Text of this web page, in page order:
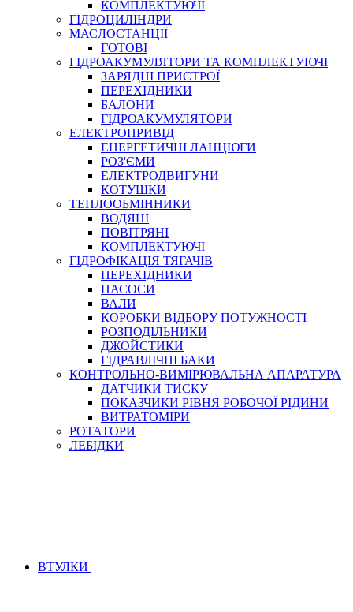
СПЕЦІАЛЬНІ
ГЕРМЕТИКИ
КЛЕЇ, ЦЕМЕНТИ, ЕПОКСИДКИ
РЕМОНТ ГІДРОЦИЛІНДРІВ
БОРЕКС, ЕО
КОМПЛЕКТУЮЧІ
ГІДРОЦИЛІНДРИ
МАСЛОСТАНЦІЇ
ГОТОВІ
ГІДРОАКУМУЛЯТОРИ ТА КОМПЛЕКТУЮЧІ
ЗАРЯДНІ ПРИСТРОЇ
ПЕРЕХІДНИКИ
БАЛОНИ
ГІДРОАКУМУЛЯТОРИ
ЕЛЕКТРОПРИВІД
ЕНЕРГЕТИЧНІ ЛАНЦЮГИ
РОЗ'ЄМИ
ЕЛЕКТРОДВИГУНИ
КОТУШКИ
ТЕПЛООБМІННИКИ
ВОДЯНІ
ПОВІТРЯНІ
КОМПЛЕКТУЮЧІ
ГІДРОФІКАЦІЯ ТЯГАЧІВ
ПЕРЕХІДНИКИ
НАСОСИ
ВАЛИ
КОРОБКИ ВІДБОРУ ПОТУЖНОСТІ
РОЗПОДІЛЬНИКИ
ДЖОЙСТИКИ
ГІДРАВЛІЧНІ БАКИ
КОНТРОЛЬНО-ВИМІРЮВАЛЬНА АПАРАТУРА
ДАТЧИКИ ТИСКУ
ПОКАЗЧИКИ РІВНЯ РОБОЧОЇ РІДИНИ
ВИТРАТОМІРИ
РОТАТОРИ
ЛЕБІДКИ
ВТУЛКИ